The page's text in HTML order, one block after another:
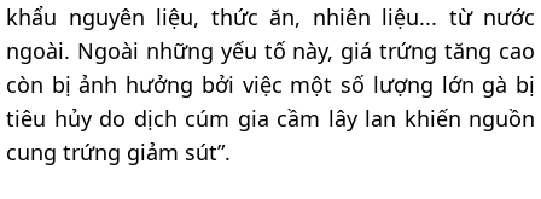
khẩu nguyên liệu, thức ăn, nhiên liệu... từ nước
ngoài. Ngoài những yếu tố này, giá trứng tăng cao
còn bị ảnh hưởng bởi việc một số lượng lớn gà bị
tiêu hủy do dịch cúm gia cầm lây lan khiến nguồn
cung trứng giảm sút”.